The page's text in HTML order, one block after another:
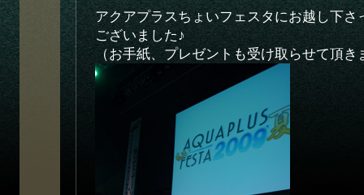
アクアプラスちょいフェスタにお越し下さ
ございました♪
（お手紙、プレゼントも受け取らせて頂